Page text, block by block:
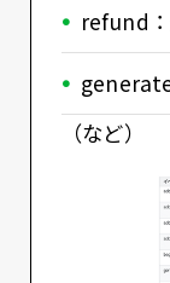
refund
（など）